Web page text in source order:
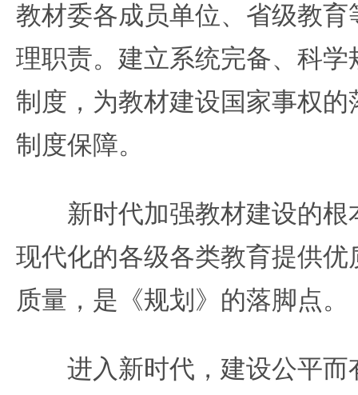
教材委各成员单位、省级教
理职责。建立系统完备、科
制度，为教材建设国家事权
制度保障。
新时代加强教材建设的根
现代化的各级各类教育提供
质量，是《规划》的落脚点。
进入新时代，建设公平而